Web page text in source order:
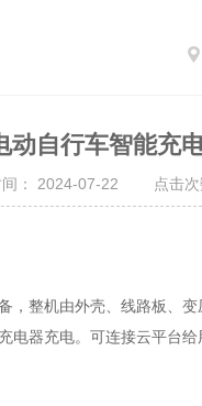
动自行车智能充
间： 2024-07-22 点击次
，整机由外壳、线路板、
电器充电。可连接云平台